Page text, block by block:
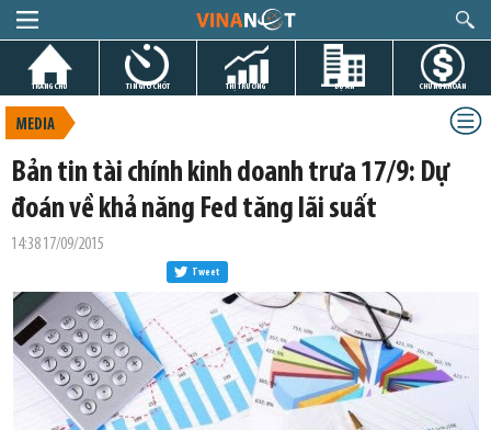
TRANG CHỦ TIN GIỜ CHÓT THỊ TRƯỜNG DỰ ÁN CHỨNG KHOÁN
MEDIA
Bản tin tài chính kinh doanh trưa 17/9: Dự
đoán về khả năng Fed tăng lãi suất
14:38 17/09/2015
Tweet